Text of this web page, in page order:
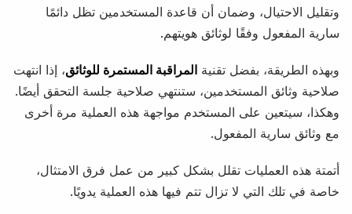
وتقليل الاحتيال، وضمان أن قاعدة المستخدمين تظل دائمًا
سارية المفعول وفقًا لوثائق هويتهم.
وبهذه الطريقة، بفضل تقنية المراقبة المستمرة للوثائق، إذا انتهت
صلاحية وثائق المستخدمين، ستنتهي صلاحية جلسة التحقق أيضًا.
وهكذا، سيتعين على المستخدم مواجهة هذه العملية مرة أخرى
مع وثائق سارية المفعول.
أتمتة هذه العمليات تقلل بشكل كبير من عمل فرق الامتثال،
خاصة في تلك التي لا تزال تتم فيها هذه العملية يدويًا.